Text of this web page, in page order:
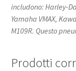
includono: Harley-
Yamaha VMAX,
M109R. Questo
Prodotti